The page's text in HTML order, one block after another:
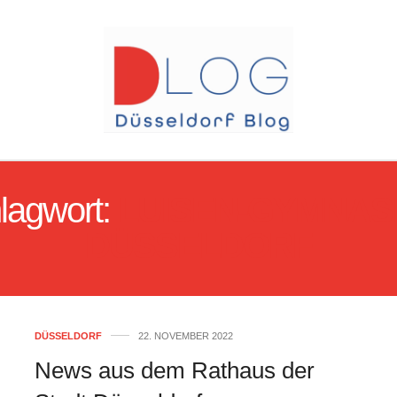
DÜSSELDORF 22. NOVEMBER 2022
News aus dem Rathaus der